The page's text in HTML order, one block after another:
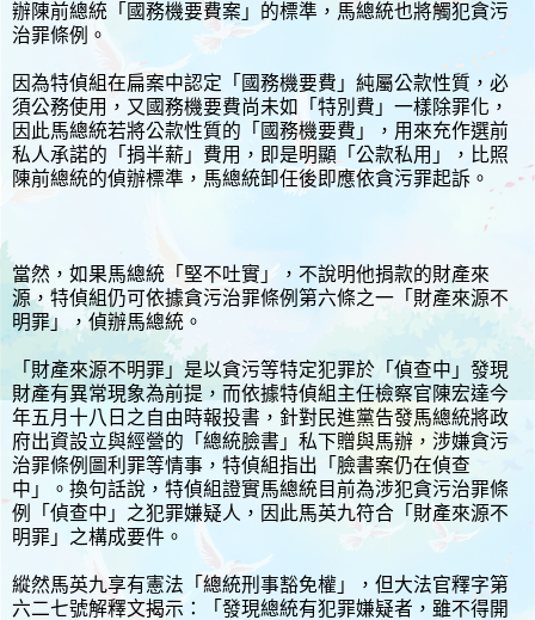
辦陳前總統「國務機要費案」的標準，馬總統也將觸犯貪污
治罪條例。
因為特偵組在扁案中認定「國務機要費」純屬公款性質，必
須公務使用，又國務機要費尚未如「特別費」一樣除罪化，
因此馬總統若將公款性質的「國務機要費」，用來充作選前
私人承諾的「捐半薪」費用，即是明顯「公款私用」，比照
陳前總統的偵辦標準，馬總統卸任後即應依貪污罪起訴。
當然，如果馬總統「堅不吐實」，不說明他捐款的財產來
源，特偵組仍可依據貪污治罪條例第六條之一「財產來源不
明罪」，偵辦馬總統。
「財產來源不明罪」是以貪污等特定犯罪於「偵查中」發現
財產有異常現象為前提，而依據特偵組主任檢察官陳宏達今
年五月十八日之自由時報投書，針對民進黨告發馬總統將政
府出資設立與經營的「總統臉書」私下贈與馬辦，涉嫌貪污
治罪條例圖利罪等情事，特偵組指出「臉書案仍在偵查
中」。換句話說，特偵組證實馬總統目前為涉犯貪污治罪條
例「偵查中」之犯罪嫌疑人，因此馬英九符合「財產來源不
明罪」之構成要件。
縱然馬英九享有憲法「總統刑事豁免權」，但大法官釋字第
六二七號解釋文揭示：「發現總統有犯罪嫌疑者，雖不得開